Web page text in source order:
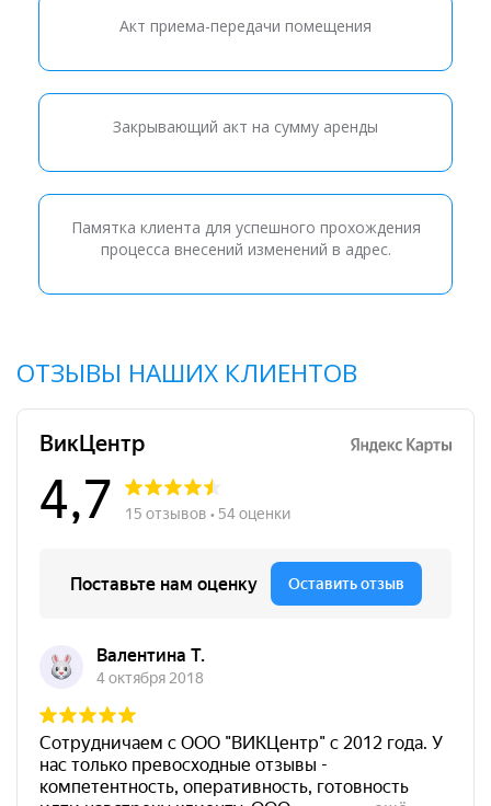
Акт приема-передачи помещения
Закрывающий акт на сумму аренды
Памятка клиента для успешного прохождения
процесса внесений изменений в адрес.
ОТЗЫВЫ НАШИХ КЛИЕНТОВ